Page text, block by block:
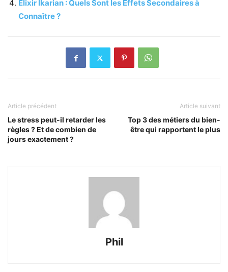
Élixir Ikarian : Quels Sont les Effets Secondaires à
Connaître ?
Article précédent
Le stress peut-il retarder les
règles ? Et de combien de
jours exactement ?
Article suivant
Top 3 des métiers du bien-
être qui rapportent le plus
Phil